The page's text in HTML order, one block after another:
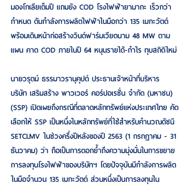
มองโกเลียเต็มปี แถมยัง COD โรงไฟฟ้ายามากะ เร็วกว่า
กำหนด ดันกำลังการผลิตไฟฟ้าในมือกว่า 135 เมกะวัตต์
พร้อมเดินหน้าก่อสร้างวินด์ฟาร์มเวียดนาม 48 MW ตาม
แผน คาด COD ภายในปี 64 หนุนรายได้-กำไร ทุบสถิติใหม่
นายวรุตม์ ธรรมาวรานุคุปต์ ประธานเจ้าหน้าที่บริหาร
บริษัท เสริมสร้าง พาวเวอร์ คอร์ปอเรชั่น จำกัด (มหาชน)
(SSP) เปิดเผยถึงกรณีที่ตลาดหลักทรัพย์แห่งประเทศไทย คัด
เลือกให้ SSP เป็นหนึ่งในหลักทรัพย์ที่ใช้สำหรับคำนวณดัชนี
SETCLMV ในช่วงครึ่งปีหลังของปี 2563 (1 กรกฎาคม - 31
ธันวาคม) ว่า ถือเป็นการตอกย้ำถึงความมุ่งมั่นในการขยาย
การลงทุนโรงไฟฟ้าของบริษัทฯ โดยปัจจุบันมีกำลังการผลิต
ในมือจำนวน 135 เมกะวัตต์ ส่วนหนึ่งเป็นการลงทุนใน